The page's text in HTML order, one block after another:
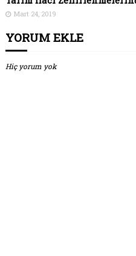
Mart 24, 2019
YORUM EKLE
Hiç yorum yok